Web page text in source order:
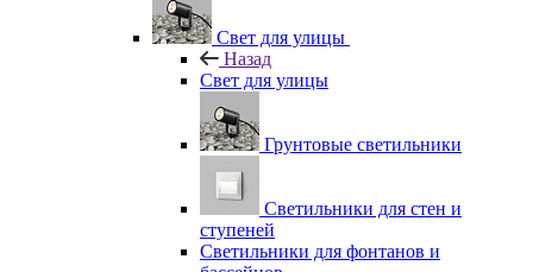
Свет для улицы
Назад
Свет для улицы
Грунтовые светильники
Светильники для стен и
ступеней
Светильники для фонтанов и